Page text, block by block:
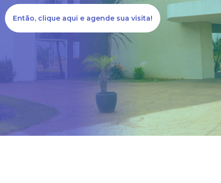
Então, clique aqui e agende sua visita!